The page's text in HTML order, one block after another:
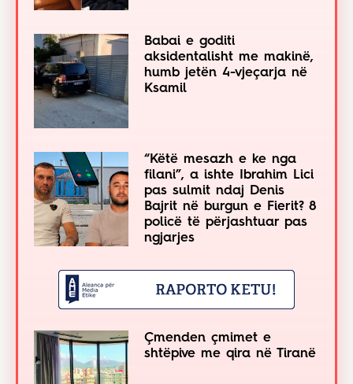
Babai e goditi
aksidentalisht me makinë,
humb jetën 4-vjeçarja në
Ksamil
“Këtë mesazh e ke nga
filani”, a ishte Ibrahim Lici
pas sulmit ndaj Denis
Bajrit në burgun e Fierit? 8
policë të përjashtuar pas
ngjarjes
Çmenden çmimet e
shtëpive me qira në Tiranë